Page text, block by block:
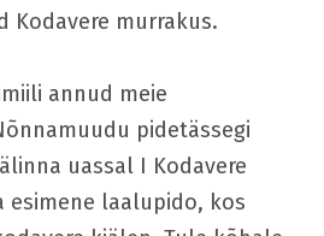
Kodavere murrakus.
annud meie
pidetässegi
uassal I Kodavere
esimene laalupido, kos